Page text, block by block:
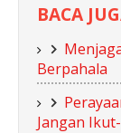
BACA
Berpahala
Jangan